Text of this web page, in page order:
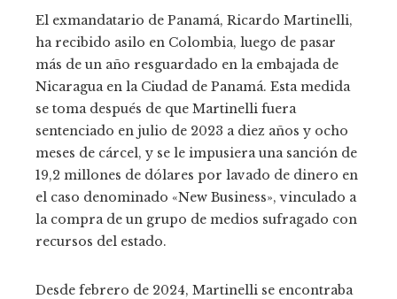
El exmandatario de Panamá, Ricardo Martinelli,
ha recibido asilo en Colombia, luego de pasar
más de un año resguardado en la embajada de
Nicaragua en la Ciudad de Panamá. Esta medida
se toma después de que Martinelli fuera
sentenciado en julio de 2023 a diez años y ocho
meses de cárcel, y se le impusiera una sanción de
19,2 millones de dólares por lavado de dinero en
el caso denominado «New Business», vinculado a
la compra de un grupo de medios sufragado con
recursos del estado.
Desde febrero de 2024, Martinelli se encontraba